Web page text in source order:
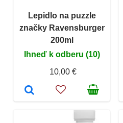
Lepidlo na puzzle
značky Ravensburger
200ml
Ihneď k odberu (10)
10,00 €